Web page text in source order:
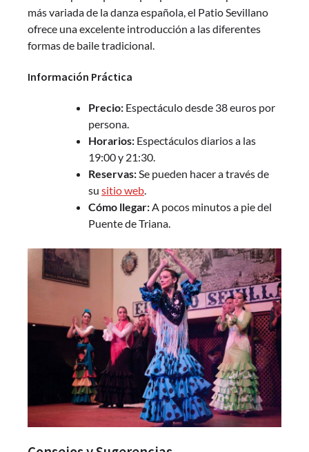
más variada de la danza española, el Patio Sevillano
ofrece una excelente introducción a las diferentes
formas de baile tradicional.
Información Práctica
Precio: Espectáculo desde 38 euros por
persona.
Horarios: Espectáculos diarios a las
19:00 y 21:30.
Reservas:Se pueden hacer a través de
su sitio web.
Cómo llegar:A pocos minutos a pie del
Puente de Triana.